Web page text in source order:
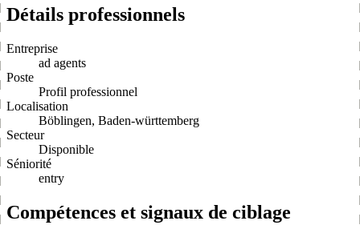
Détails professionnels
Entreprise
ad agents
Poste
Profil professionnel
Localisation
Böblingen, Baden-württemberg
Secteur
Disponible
Séniorité
entry
Compétences et signaux de ciblage